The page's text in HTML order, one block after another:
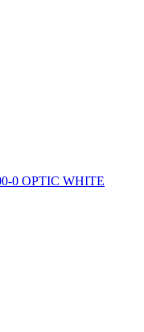
0 OPTIC WHITE